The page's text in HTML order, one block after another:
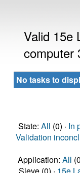
Valid 15e
computer
No tasks to
State: All (0) · In
Validation
Application: All